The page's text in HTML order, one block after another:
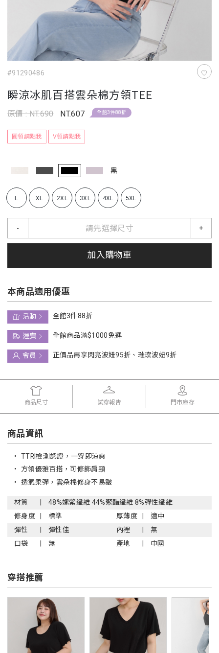
#91290486
瞬涼冰肌百搭雲朵棉方領TEE
原價 : NT.690 NT.607 全館3件88折
圓領請點我 V領請點我
黑
L XL 2XL 3XL 4XL 5XL
請先選擇尺寸
- +
加入購物車
本商品適用優惠
活動
全館3件88折
運費
全館商品滿$1000免運
會員
正價品再享閃亮波妞95折、璀璨波妞9折
商品尺寸 試穿報告 門市庫存
商品資訊
• TTRI檢測認證，一穿即涼爽
• 方領優雅百搭，可修飾肩頸
• 透氣柔彈，雲朵棉修身不易皺
材質
48%嫘縈纖維 44%聚酯纖維 8%彈性纖維
修身度
標準 厚薄度
適中
彈性
彈性佳 內裡
無
口袋
無 產地 中國
穿搭推薦